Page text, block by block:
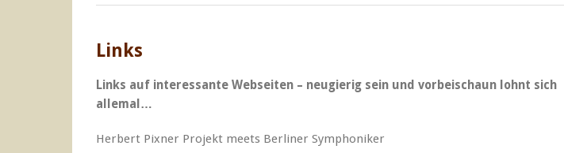
Links
Links auf interessante Webseiten – neugierig sein und vorbeischaun lohnt sich
allemal…
Herbert Pixner Projekt meets Berliner Symphoniker